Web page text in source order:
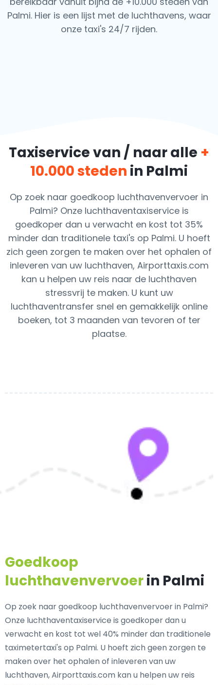
Palmi. Hier is een lijst met de luchthavens, waar
onze taxi's 24/7 rijden.
Taxiservice van / naar alle +
10.000 steden in Palmi
Op zoek naar goedkoop luchthavenvervoer in
Palmi? Onze luchthaventaxiservice is
goedkoper dan u verwacht en kost tot 35%
minder dan traditionele taxi's op Palmi. U hoeft
zich geen zorgen te maken over het ophalen of
inleveren van uw luchthaven, Airporttaxis.com
kan u helpen uw reis naar de luchthaven
stressvrij te maken. U kunt uw
luchthaventransfer snel en gemakkelijk online
boeken, tot 3 maanden van tevoren of ter
plaatse.
Goedkoop
luchthavenvervoerin Palmi
Op zoek naar goedkoop luchthavenvervoer in Palmi?
Onze luchthaventaxiservice is goedkoper dan u
verwacht en kost tot wel 40% minder dan traditionele
taximetertaxi's op Palmi. U hoeft zich geen zorgen te
maken over het ophalen of inleveren van uw
luchthaven, Airporttaxis.com kan u helpen uw reis